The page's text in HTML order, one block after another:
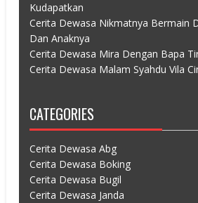
Kudapatkan
Cerita Dewasa Nikmatnya Bermain
Dan Anaknya
Cerita Dewasa Mira Dengan Bapa
Cerita Dewasa Malam Syahdu Vila
CATEGORIES
Cerita Dewasa Abg
Cerita Dewasa Boking
Cerita Dewasa Bugil
Cerita Dewasa Janda